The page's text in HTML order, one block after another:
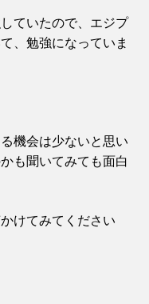
ていたので、エジプ
、勉強になっていま
機会は少ないと思い
も聞いてみても面白
けてみてください